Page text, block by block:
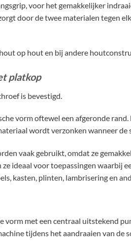
voor het gemakkelijker
door de twee materialen tegen
op hout en bij andere
platkop
is bevestigd.
vorm oftewel een afgeronde
wordt verzonken wanneer de
vaak gebruikt, omdat ze
ideaal voor toepassingen waarbij
kasten, plinten, lambrisering en
vorm met een centraal uitstekend
tijdens het aandraaien van de